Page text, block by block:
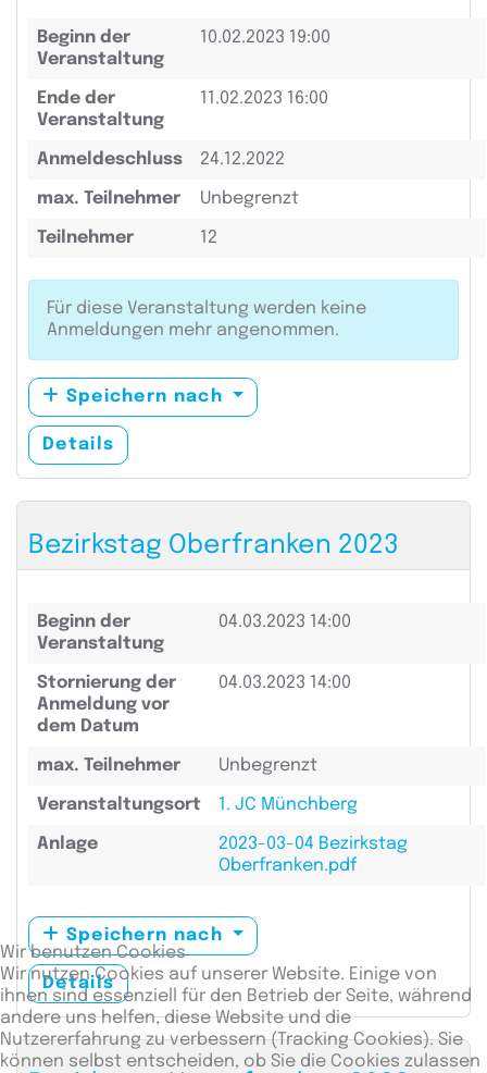
Beginn der
Veranstaltung
10.02.2023 19:00
Ende der
Veranstaltung
11.02.2023 16:00
Anmeldeschluss 24.12.2022
max. Teilnehmer Unbegrenzt
Teilnehmer 12
Für diese Veranstaltung werden keine
Anmeldungen mehr angenommen.
Speichern nach
Details
Bezirkstag Oberfranken 2023
Beginn der
Veranstaltung
04.03.2023 14:00
Stornierung der
Anmeldung vor
dem Datum
04.03.2023 14:00
max. Teilnehmer Unbegrenzt
Veranstaltungsort 1. JC Münchberg
Anlage
2023-03-04 Bezirkstag
Oberfranken.pdf
Speichern nach
Details
Wir benutzen Cookies
Wir nutzen Cookies auf unserer Website. Einige von
ihnen sind essenziell für den Betrieb der Seite, während
andere uns helfen, diese Website und die
Nutzererfahrung zu verbessern (Tracking Cookies). Sie
können selbst entscheiden, ob Sie die Cookies zulassen